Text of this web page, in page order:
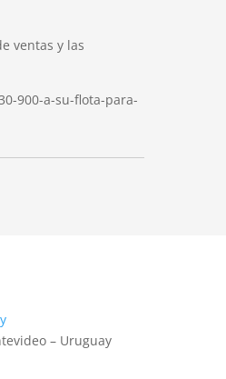
ventas y las
900-a-su-flota-para-
– Uruguay